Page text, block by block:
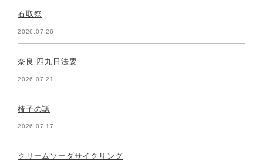
石取祭
2026.07.26
奈良 四九日法要
2026.07.21
椅子の話
2026.07.17
クリームソーダサイクリング